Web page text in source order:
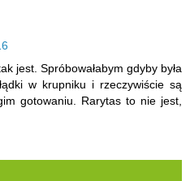
jest. Spróbowałabym gdyby była
w krupniku i rzeczywiście są
gotowaniu. Rarytas to nie jest,